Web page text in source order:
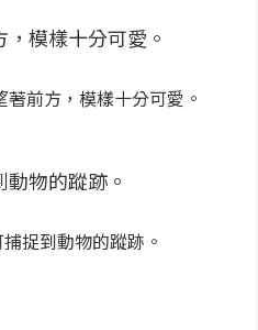
前方，模樣十分可愛。
捉到動物的蹤跡。